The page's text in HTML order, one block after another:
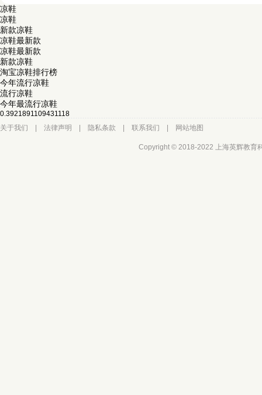
凉鞋
凉鞋
新款凉鞋
凉鞋最新款
凉鞋最新款
新款凉鞋
淘宝凉鞋排行榜
今年流行凉鞋
流行凉鞋
今年最流行凉鞋
0.3921891109431118
关于我们
法律声明 隐私条款 联系我们 网站地图
Copyright © 2018-2022 上海英辉教育